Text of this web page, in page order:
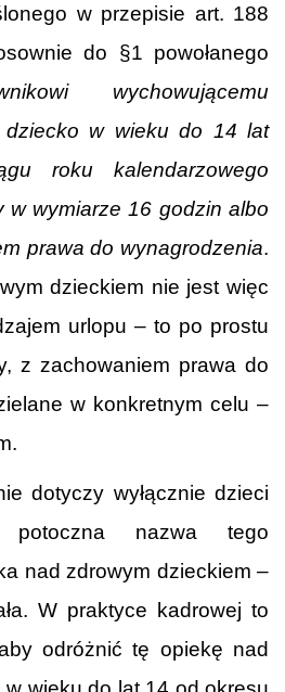
w przepisie art. 188
do §1 powołanego
wychowującemu
dziecko w wieku do 14 lat
roku kalendarzowego
w wymiarze 16 godzin albo
prawa do wynagrodzenia.
dzieckiem nie jest więc
urlopu – to po prostu
z zachowaniem prawa do
w konkretnym celu –
dotyczy wyłącznie dzieci
potoczna nazwa tego
nad zdrowym dzieckiem –
W praktyce kadrowej to
odróżnić tę opiekę nad